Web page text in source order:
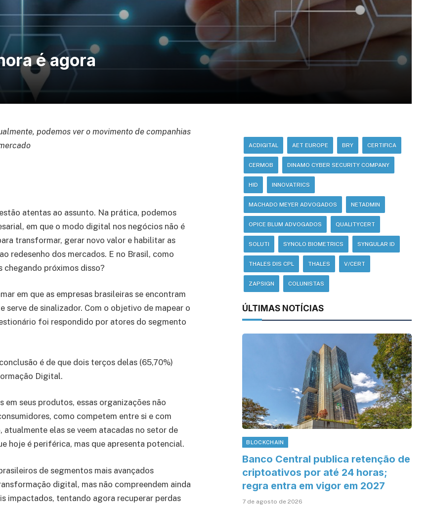
é agora
podemos ver o movimento de companhias
atentas ao assunto. Na prática, podemos
em que o modo digital nos negócios não é
transformar, gerar novo valor e habilitar as
redesenho dos mercados. E no Brasil, como
chegando próximos disso?
em que as empresas brasileiras se encontram
de sinalizador. Com o objetivo de mapear o
foi respondido por atores do segmento
é de que dois terços delas (65,70%)
Digital.
seus produtos, essas organizações não
como competem entre si e com
elas se veem atacadas no setor de
hoje é periférica, mas que apresenta potencial.
de segmentos mais avançados
digital, mas não compreendem ainda
impactados, tentando agora recuperar perdas
ACDIGITAL AET EUROPE BRY CERTIFICA
CERMOB DINAMO CYBER SECURITY COMPANY
HID INNOVATRICS
MACHADO MEYER ADVOGADOS NETADMIN
OPICE BLUM ADVOGADOS QUALITYCERT
SOLUTI SYNOLO BIOMETRICS SYNGULAR ID
THALES DIS CPL THALES V/CERT
ZAPSIGN COLUNISTAS
ÚLTIMAS NOTÍCIAS
BLOCKCHAIN
Banco Central publica retenção de
criptoativos por até 24 horas;
regra entra em vigor em 2027
7 de agosto de 2026